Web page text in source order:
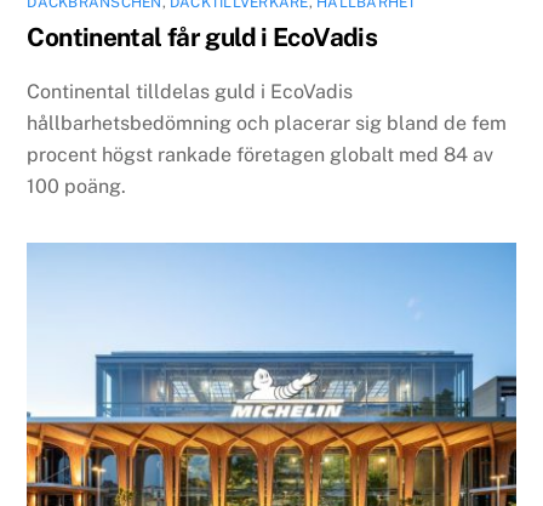
Continental får guld i EcoVadis
Continental tilldelas guld i EcoVadis
hållbarhetsbedömning och placerar sig bland de fem
procent högst rankade företagen globalt med 84 av
100 poäng.